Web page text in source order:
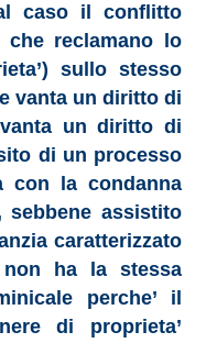
caso il conflitto
che reclamano lo
sullo stesso
vanta un diritto di
un diritto di
di un processo
con la condanna
sebbene assistito
caratterizzato
ha la stessa
perche’ il
di proprieta’